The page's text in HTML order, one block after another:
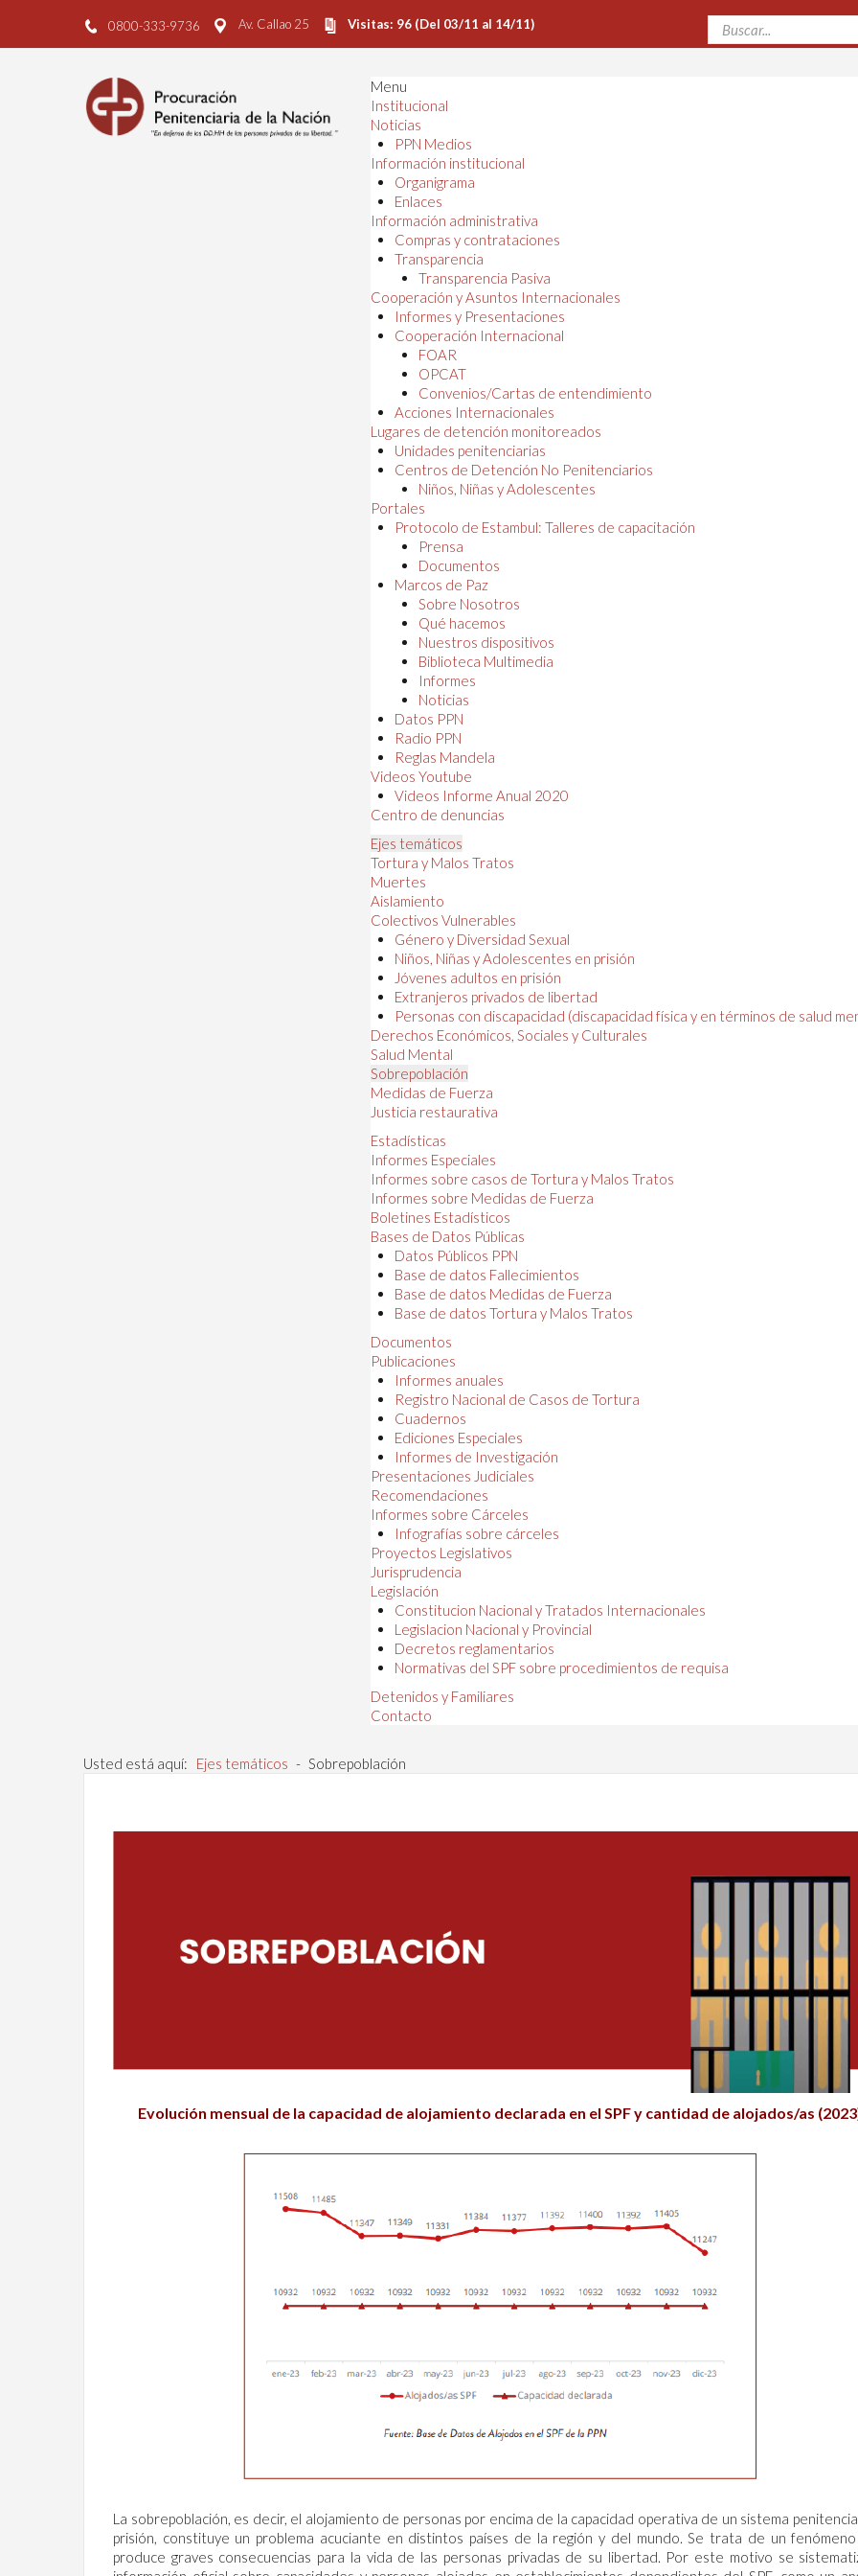
0800-333-9736 Av. Callao 25 Visitas: 96 (Del 03/11 al 14/11)
Menu
Institucional
Noticias
PPN Medios
Información institucional
Organigrama
Enlaces
Información administrativa
Compras y contrataciones
Transparencia
Transparencia Pasiva
Cooperación y Asuntos Internacionales
Informes y Presentaciones
Cooperación Internacional
FOAR
OPCAT
Convenios/Cartas de entendimiento
Acciones Internacionales
Lugares de detención monitoreados
Unidades penitenciarias
Centros de Detención No Penitenciarios
Niños, Niñas y Adolescentes
Portales
Protocolo de Estambul: Talleres de capacitación
Prensa
Documentos
Marcos de Paz
Sobre Nosotros
Qué hacemos
Nuestros dispositivos
Biblioteca Multimedia
Informes
Noticias
Datos PPN
Radio PPN
Reglas Mandela
Videos Youtube
Videos Informe Anual 2020
Centro de denuncias
Ejes temáticos
Tortura y Malos Tratos
Muertes
Aislamiento
Colectivos Vulnerables
Género y Diversidad Sexual
Niños, Niñas y Adolescentes en prisión
Jóvenes adultos en prisión
Extranjeros privados de libertad
Personas con discapacidad (discapacidad física y en términos de salud
Derechos Económicos, Sociales y Culturales
Salud Mental
Sobrepoblación
Medidas de Fuerza
Justicia restaurativa
Estadísticas
Informes Especiales
Informes sobre casos de Tortura y Malos Tratos
Informes sobre Medidas de Fuerza
Boletines Estadísticos
Bases de Datos Públicas
Datos Públicos PPN
Base de datos Fallecimientos
Base de datos Medidas de Fuerza
Base de datos Tortura y Malos Tratos
Documentos
Publicaciones
Informes anuales
Registro Nacional de Casos de Tortura
Cuadernos
Ediciones Especiales
Informes de Investigación
Presentaciones Judiciales
Recomendaciones
Informes sobre Cárceles
Infografías sobre cárceles
Proyectos Legislativos
Jurisprudencia
Legislación
Constitucion Nacional y Tratados Internacionales
Legislacion Nacional y Provincial
Decretos reglamentarios
Normativas del SPF sobre procedimientos de requisa
Detenidos y Familiares
Contacto
Usted está aquí: Ejes temáticos - Sobrepoblación
Evolución mensual de la capacidad de alojamiento declarada en el SPF y cantidad de alojados/as
La sobrepoblación, es decir, el alojamiento de personas por encima de la capacidad operativa de un sistema
prisión, constituye un problema acuciante en distintos países de la región y del mundo. Se trata de un
produce graves consecuencias para la vida de las personas privadas de su libertad. Por este motivo se